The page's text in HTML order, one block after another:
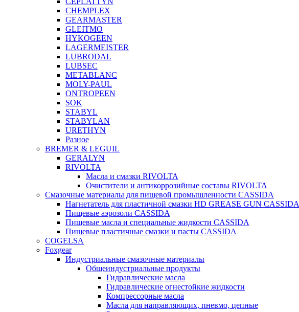
CHEMPLEX
GEARMASTER
GLEITMO
HYKOGEEN
LAGERMEISTER
LUBRODAL
LUBSEC
METABLANC
MOLY-PAUL
ONTROPEEN
SOK
STABYL
STABYLAN
URETHYN
Разное
BREMER & LEGUIL
GERALYN
RIVOLTA
Масла и смазки RIVOLTA
Очистители и антикоррозийные составы RIVOLTA
Смазочные материалы для пищевой промышленности CASSIDA
Нагнетатель для пластичной смазки HD GREASE GUN CASSIDA
Пищевые аэрозоли CASSIDA
Пищевые масла и специальные жидкости CASSIDA
Пищевые пластичные смазки и пасты CASSIDA
COGELSA
Foxgear
Индустриальные смазочные материалы
Общеиндустриальные продукты
Гидравлические масла
Гидравлические огнестойкие жидкости
Компрессорные масла
Масла для направляющих, пневмо, цепные